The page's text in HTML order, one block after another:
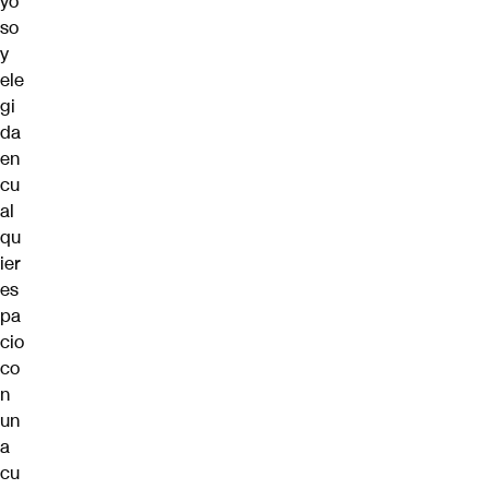
so
y
ele
gi
da
en
cu
al
qu
ier
es
pa
cio
co
n
un
a
cu